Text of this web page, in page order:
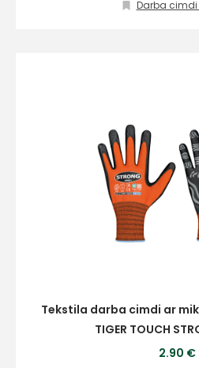
Darba cimdi
Tekstila darba cimdi ar
TIGER TOUCH
2.90 €